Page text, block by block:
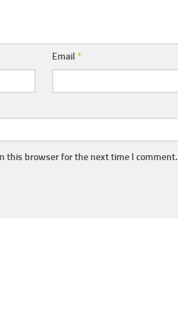
Email*
this browser for the next time I comment.